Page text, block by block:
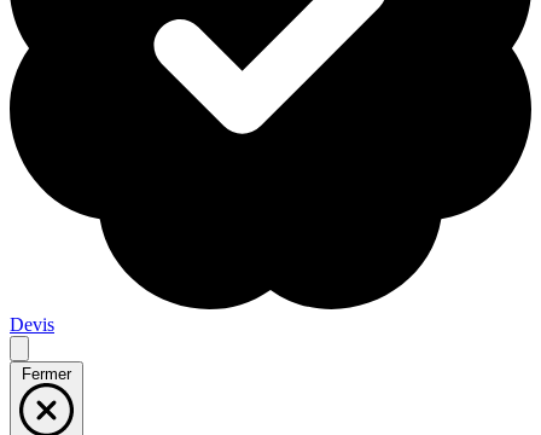
Devis
Fermer